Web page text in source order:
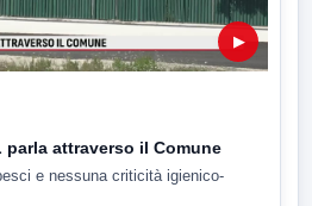
▶
parla attraverso il Comune
e nessuna criticità igienico-